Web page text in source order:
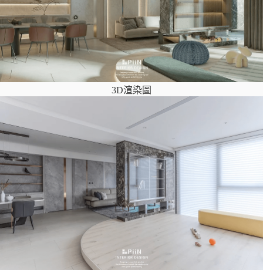
3D渲染圖